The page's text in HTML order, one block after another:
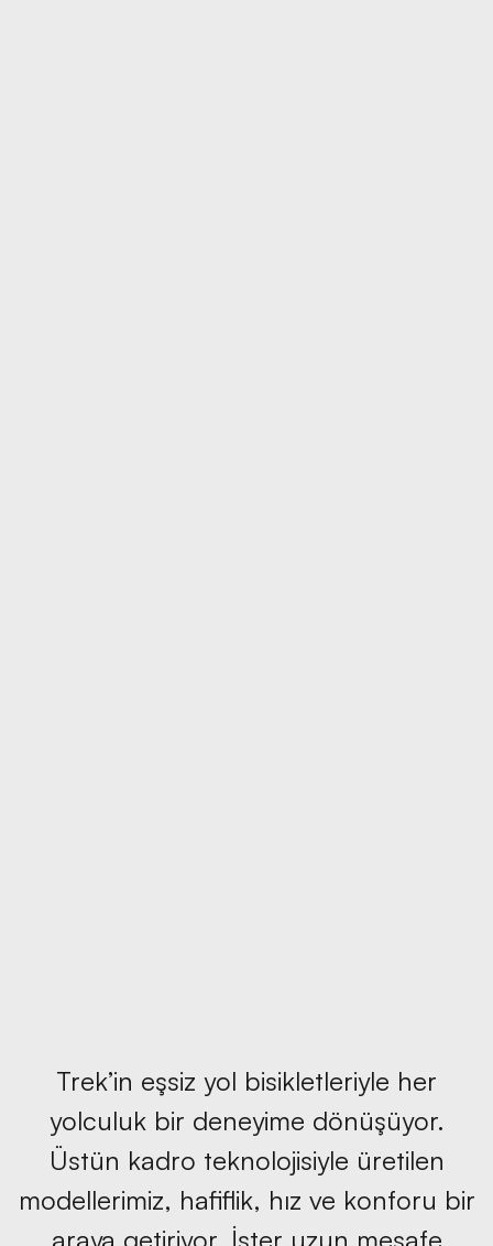
Trek’in eşsiz yol bisikletleriyle her
yolculuk bir deneyime dönüşüyor.
Üstün kadro teknolojisiyle üretilen
modellerimiz, hafiflik, hız ve konforu bir
araya getiriyor. İster uzun mesafe